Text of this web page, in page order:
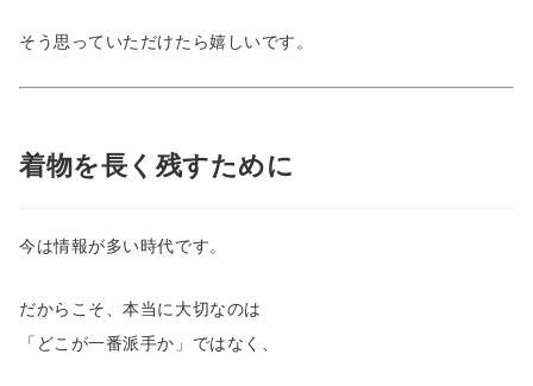
そう思っていただけたら嬉しいです。
着物を長く残すために
今は情報が多い時代です。
だからこそ、本当に大切なのは
「どこが一番派手か」ではなく、